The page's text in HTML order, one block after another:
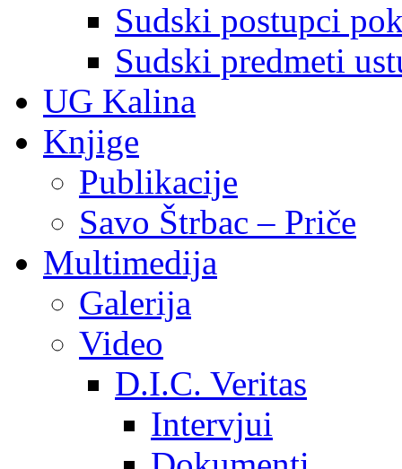
Sudski postupci
Sudski predmeti
UG Kalina
Knjige
Publikacije
Savo Štrbac – Priče
Multimedija
Galerija
Video
D.I.C. Veritas
Intervjui